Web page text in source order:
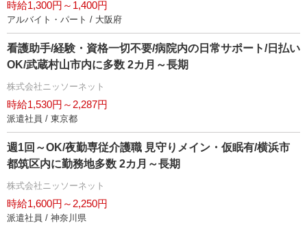
時給1,300円～1,400円
アルバイト・パート / 大阪府
看護助手/経験・資格一切不要/病院内の日常サポート/日払い
OK/武蔵村山市内に多数 2カ月～長期
株式会社ニッソーネット
時給1,530円～2,287円
派遣社員 / 東京都
週1回～OK/夜勤専従介護職 見守りメイン・仮眠有/横浜市
都筑区内に勤務地多数 2カ月～長期
株式会社ニッソーネット
時給1,600円～2,250円
派遣社員 / 神奈川県